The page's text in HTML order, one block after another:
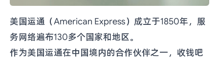
美国运通（American Express）成立于1850年，服
务网络遍布130多个国家和地区。
作为美国运通在中国境内的合作伙伴之一，收钱吧